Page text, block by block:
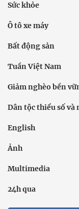
Sức khỏe
Ô tô xe máy
Bất động sản
Tuần Việt Nam
Giảm nghèo bền
Dân tộc thiểu số và
English
Ảnh
Multimedia
24h qua